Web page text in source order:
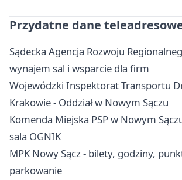
Przydatne dane
Sądecka Agencja Rozwoju
wynajem sal i wsparcie dla firm
Wojewódzki Inspektorat Transportu
Krakowie - Oddział w Nowym Sączu
Komenda Miejska PSP w Nowym
sala OGNIK
MPK Nowy Sącz - bilety, godziny,
parkowanie